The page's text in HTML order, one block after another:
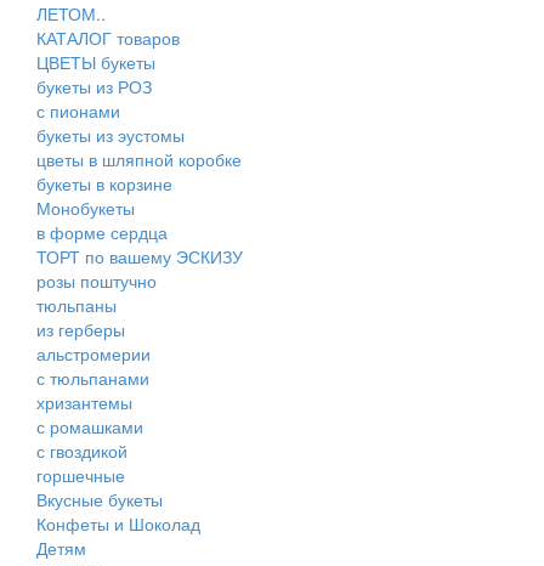
ЛЕТОМ..
КАТАЛОГ товаров
ЦВЕТЫ букеты
букеты из РОЗ
с пионами
букеты из эустомы
цветы в шляпной коробке
букеты в корзине
Монобукеты
в форме сердца
ТОРТ по вашему ЭСКИЗУ
розы поштучно
тюльпаны
из герберы
альстромерии
с тюльпанами
хризантемы
с ромашками
с гвоздикой
горшечные
Вкусные букеты
Конфеты и Шоколад
Детям